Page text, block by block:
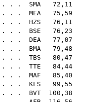
. . SMA 72,11
. . . MEA 75,59
. . . HZS 76,11
. . . BSE 76,23
. . . DEA 77,07
. . . BMA 79,48
. . TBS 80,47
. . . TTE 84,44
. . MAF 85,40
. . KLS 99,55
. . . BVT 100,38